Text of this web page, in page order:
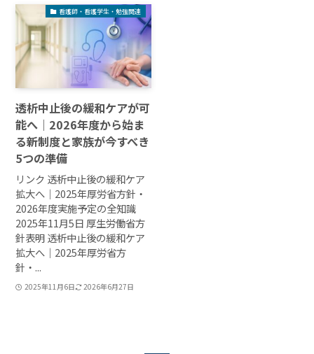
看護師・看護学生・勉強関連
透析中止後の緩和ケアが可
能へ｜2026年度から始ま
る新制度と家族が今すべき
5つの準備
リンク 透析中止後の緩和ケア
拡大へ｜2025年厚労省方針・
2026年度実施予定の全知識
2025年11月5日 厚生労働省方
針表明 透析中止後の緩和ケア
拡大へ｜2025年厚労省方
針・...
2025年11月6日 2026年6月27日